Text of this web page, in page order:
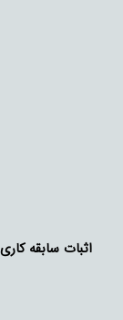
اثبات سابقه